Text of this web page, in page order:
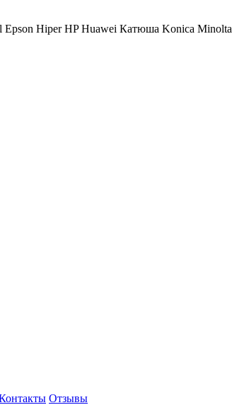
Epson Hiper HP Huawei Катюша Konica Minolta
Отзывы